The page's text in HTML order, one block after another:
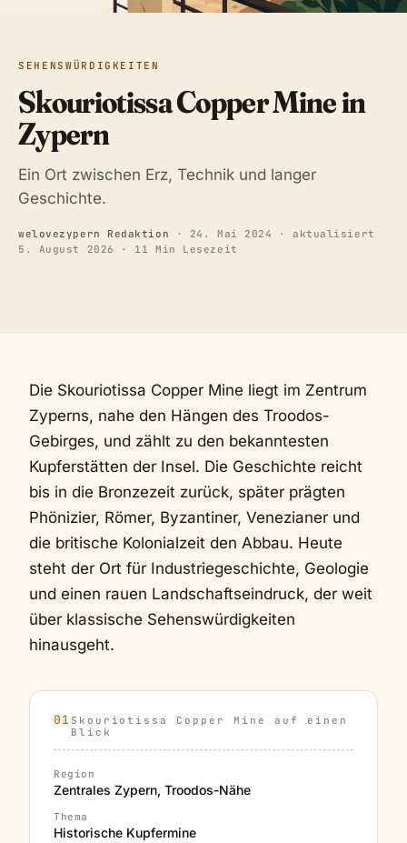
SEHENSWÜRDIGKEITEN
Skouriotissa Copper Mine in
Zypern
Ein Ort zwischen Erz, Technik und langer
Geschichte.
welovezypern Redaktion · 24. Mai 2024 · aktualisiert
5. August 2026
· 11 Min Lesezeit
Die Skouriotissa Copper Mine liegt im Zentrum
Zyperns, nahe den Hängen des Troodos-
Gebirges, und zählt zu den bekanntesten
Kupferstätten der Insel. Die Geschichte reicht
bis in die Bronzezeit zurück, später prägten
Phönizier, Römer, Byzantiner, Venezianer und
die britische Kolonialzeit den Abbau. Heute
steht der Ort für Industriegeschichte, Geologie
und einen rauen Landschaftseindruck, der weit
über klassische Sehenswürdigkeiten
hinausgeht.
Skouriotissa Copper Mine auf einen
Blick
Region
Zentrales Zypern, Troodos-Nähe
Thema
Historische Kupfermine